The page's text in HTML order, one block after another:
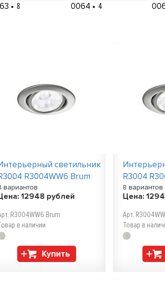
8 0064 4
светильник
R3004WW6 Brum
вариантов
12948 рублей
R3004WW6 Brum
в наличии
Купить
R3004
8 вариантов
Цена:
Арт.
Товар в